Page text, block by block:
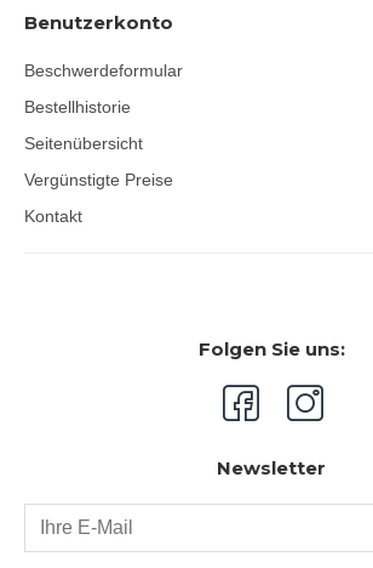
Benutzerkonto
Beschwerdeformular
Bestellhistorie
Seitenübersicht
Vergünstigte Preise
Kontakt
Folgen Sie uns:
Newsletter